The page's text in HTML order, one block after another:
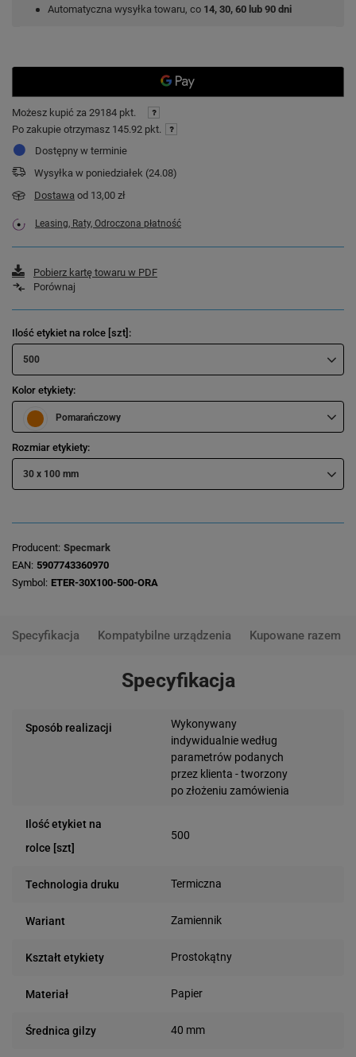
Automatyczna wysyłka towaru, co 14, 30, 60 lub 90 dni
Możesz kupić za 29184 pkt.
Po zakupie otrzymasz 145.92 pkt.
Dostępny w terminie
Wysyłka w poniedziałek (24.08)
Dostawa od 13,00 zł
Leasing, Raty, Odroczona płatność
Pobierz kartę towaru w PDF
Porównaj
Ilość etykiet na rolce [szt]
500
Kolor etykiety
Pomarańczowy
Rozmiar etykiety
30 x 100 mm
Producent Specmark
EAN 5907743360970
Symbol ETER-30X100-500-ORA
Specyfikacja Kompatybilne urządzenia Kupowane razem
Specyfikacja
Sposób realizacji
Wykonywany
indywidualnie według
parametrów podanych
przez klienta - tworzony
po złożeniu zamówienia
Ilość etykiet na
rolce [szt]
500
Technologia druku Termiczna
Wariant Zamiennik
Kształt etykiety Prostokątny
Materiał Papier
Średnica gilzy 40 mm